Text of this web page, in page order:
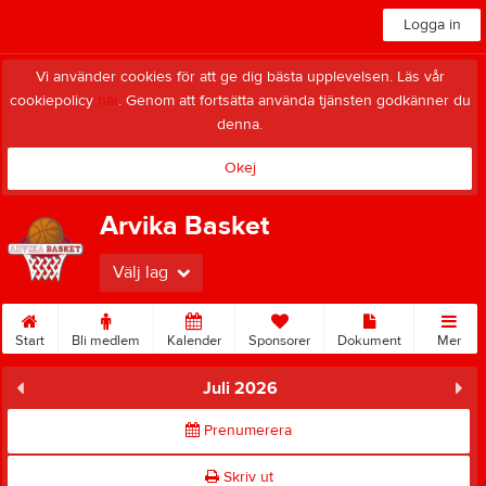
Logga in
Vi använder cookies för att ge dig bästa upplevelsen. Läs vår
cookiepolicy här. Genom att fortsätta använda tjänsten godkänner du
denna.
Okej
Arvika Basket
Välj lag
Start Bli medlem Kalender Sponsorer Dokument Mer
Juli 2026
Prenumerera
Skriv ut